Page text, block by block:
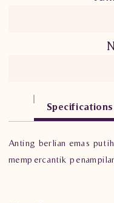
Specifications
Anting berlian emas
mempercantik